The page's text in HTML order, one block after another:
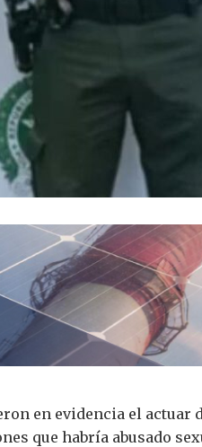
en evidencia el actuar
que habría abusado